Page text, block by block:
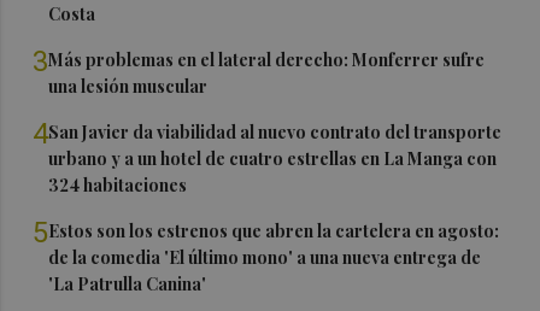
Costa
3Más problemas en el lateral derecho: Monferrer sufre
una lesión muscular
4San Javier da viabilidad al nuevo contrato del transporte
urbano y a un hotel de cuatro estrellas en La Manga con
324 habitaciones
5Estos son los estrenos que abren la cartelera en agosto:
de la comedia 'El último mono' a una nueva entrega de
'La Patrulla Canina'